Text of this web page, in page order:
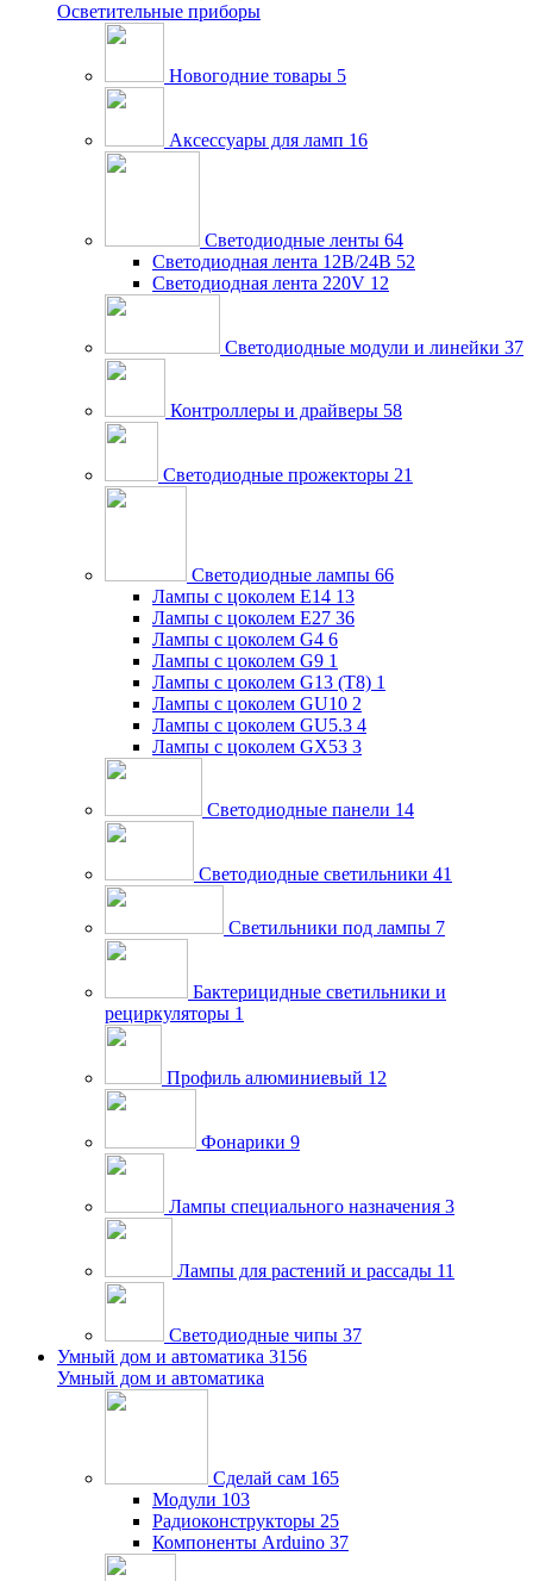
Осветительные приборы
Новогодние товары 5
Аксессуары для ламп 16
Светодиодные ленты 64
Светодиодная лента 12В/24В 52
Светодиодная лента 220V 12
Светодиодные модули и линейки 37
Контроллеры и драйверы 58
Светодиодные прожекторы 21
Светодиодные лампы 66
Лампы с цоколем E14 13
Лампы с цоколем E27 36
Лампы с цоколем G4 6
Лампы с цоколем G9 1
Лампы с цоколем G13 (Т8) 1
Лампы с цоколем GU10 2
Лампы с цоколем GU5.3 4
Лампы с цоколем GX53 3
Светодиодные панели 14
Светодиодные светильники 41
Светильники под лампы 7
Бактерицидные светильники и
рециркуляторы 1
Профиль алюминиевый 12
Фонарики 9
Лампы специального назначения 3
Лампы для растений и рассады 11
Светодиодные чипы 37
Умный дом и автоматика 3156
Умный дом и автоматика
Сделай сам 165
Модули 103
Радиоконструкторы 25
Компоненты Arduino 37